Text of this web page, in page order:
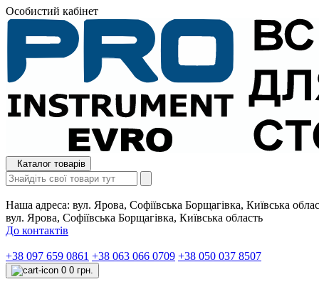
Особистий кабінет
Каталог товарів
Наша адреса: вул. Ярова, Софіївська Борщагівка, Київська
вул. Ярова, Софіївська Борщагівка, Київська область
До контактів
+38 097 659 0861 +38 063 066 0709 +38 050 037 8507
0 0 грн.